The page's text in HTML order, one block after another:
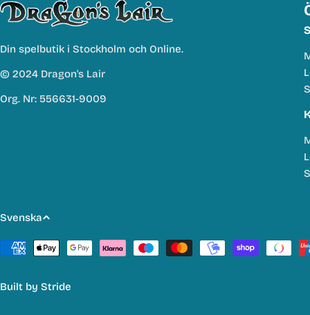
Din spelbutik i Stockholm och Online.
© 2024 Dragon's Lair
Org. Nr: 556631-9009
S
p
r
Svenska
Betalmetoder
Built by Stride